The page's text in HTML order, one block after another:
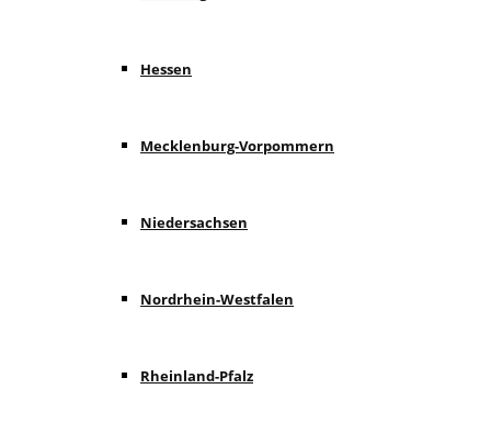
Hessen
Mecklenburg-Vorpommern
Niedersachsen
Nordrhein-Westfalen
Rheinland-Pfalz